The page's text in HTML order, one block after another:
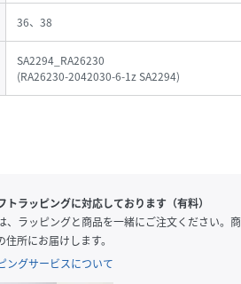
36、38
SA2294_RA26230
(RA26230-2042030-6-1z SA2294)
トラッピングに対応しております（有料）
、ラッピングと商品を一緒にご注文ください。
住所にお届けします。
ングサービスについて